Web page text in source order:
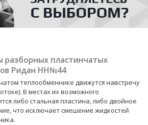
разборных пластинчатых
Ридан НН№44
теплообменнике движутся навстречу
В местах их возможного
либо стальная пластина, либо двойное
что исключает смешение жидкостей